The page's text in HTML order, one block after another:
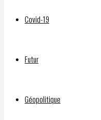
Covid-19
Futur
Géopolitiqueseptembre